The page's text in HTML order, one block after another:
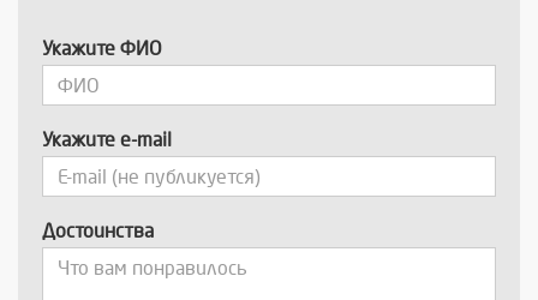
Укажите ФИО
Укажите e-mail
Достоинства